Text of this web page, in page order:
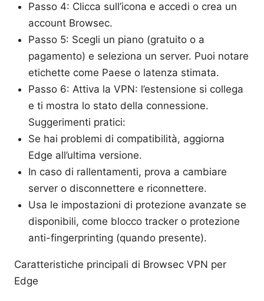
Passo 4: Clicca sull’icona e accedi o crea un
account Browsec.
Passo 5: Scegli un piano (gratuito o a
pagamento) e seleziona un server. Puoi notare
etichette come Paese o latenza stimata.
Passo 6: Attiva la VPN: l’estensione si collega
e ti mostra lo stato della connessione.
Suggerimenti pratici:
Se hai problemi di compatibilità, aggiorna
Edge all’ultima versione.
In caso di rallentamenti, prova a cambiare
server o disconnettere e riconnettere.
Usa le impostazioni di protezione avanzate se
disponibili, come blocco tracker o protezione
anti-fingerprinting (quando presente).
Caratteristiche principali di Browsec VPN per
Edge